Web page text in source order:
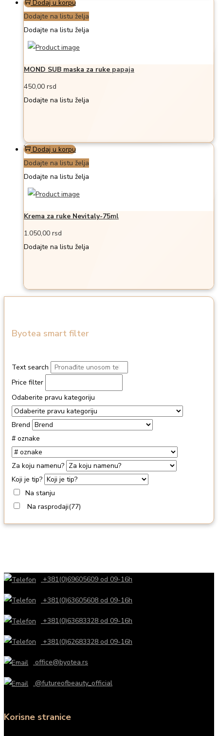
Dodaj u korpu
Dodajte na listu želja
Dodajte na listu želja
MOND SUB maska za ruke papaja
450,00 rsd
Dodajte na listu želja
Dodaj u korpu
Dodajte na listu želja
Dodajte na listu želja
Krema za ruke Nevitaly-75ml
1.050,00 rsd
Dodajte na listu želja
Byotea smart filter
Text search
Price filter
Odaberite pravu kategoriju
Brend
# oznake
Za koju namenu?
Koji je tip?
Na stanju
Na rasprodaji(77)
+381(0)69605609 od 09-16h
+381(0)63605608 od 09-16h
+381(0)63683328 od 09-16h
+381(0)62683328 od 09-16h
office@byotea.rs
@futureofbeauty_official
Korisne stranice